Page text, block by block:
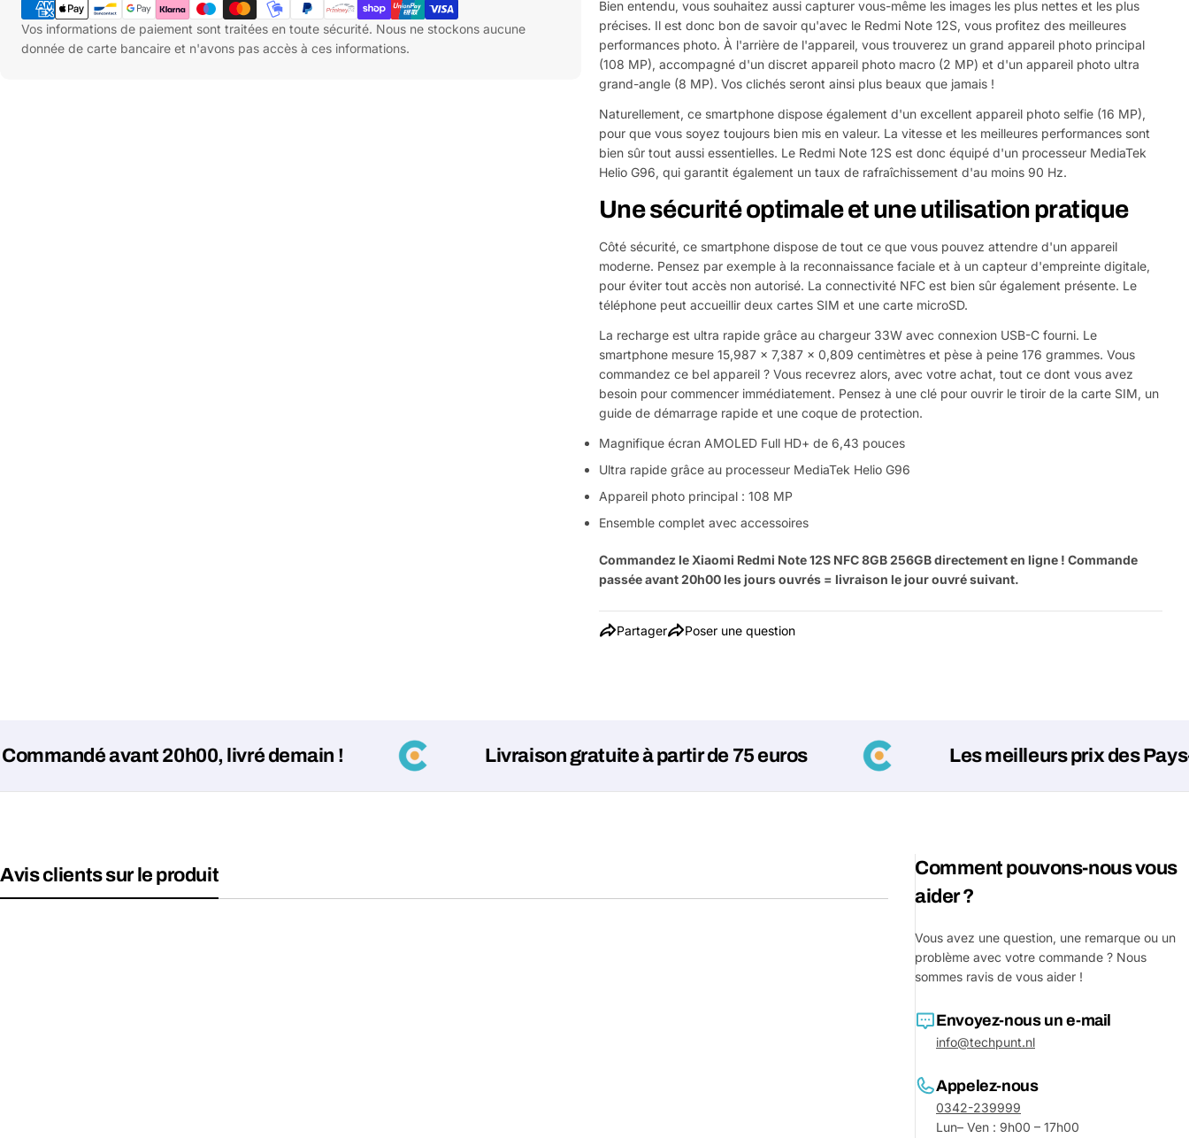
paiement
Vos informations de paiement sont traitées en toute sécurité. Nous ne stockons aucune
donnée de carte bancaire et n'avons pas accès à ces informations.
Bien entendu, vous souhaitez aussi capturer vous-même les images les plus nettes et les plus
précises. Il est donc bon de savoir qu'avec le Redmi Note 12S, vous profitez des meilleures
performances photo. À l'arrière de l'appareil, vous trouverez un grand appareil photo principal
(108 MP), accompagné d'un discret appareil photo macro (2 MP) et d'un appareil photo ultra
grand-angle (8 MP). Vos clichés seront ainsi plus beaux que jamais !
Naturellement, ce smartphone dispose également d'un excellent appareil photo selfie (16 MP),
pour que vous soyez toujours bien mis en valeur. La vitesse et les meilleures performances sont
bien sûr tout aussi essentielles. Le Redmi Note 12S est donc équipé d'un processeur MediaTek
Helio G96, qui garantit également un taux de rafraîchissement d'au moins 90 Hz.
Une sécurité optimale et une utilisation pratique
Côté sécurité, ce smartphone dispose de tout ce que vous pouvez attendre d'un appareil
moderne. Pensez par exemple à la reconnaissance faciale et à un capteur d'empreinte digitale,
pour éviter tout accès non autorisé. La connectivité NFC est bien sûr également présente. Le
téléphone peut accueillir deux cartes SIM et une carte microSD.
La recharge est ultra rapide grâce au chargeur 33W avec connexion USB-C fourni. Le
smartphone mesure 15,987 x 7,387 x 0,809 centimètres et pèse à peine 176 grammes. Vous
commandez ce bel appareil ? Vous recevrez alors, avec votre achat, tout ce dont vous avez
besoin pour commencer immédiatement. Pensez à une clé pour ouvrir le tiroir de la carte SIM, un
guide de démarrage rapide et une coque de protection.
Magnifique écran AMOLED Full HD+ de 6,43 pouces
Ultra rapide grâce au processeur MediaTek Helio G96
Appareil photo principal : 108 MP
Ensemble complet avec accessoires
Commandez le Xiaomi Redmi Note 12S NFC 8GB 256GB directement en ligne ! Commande
passée avant 20h00 les jours ouvrés = livraison le jour ouvré suivant.
Partager
Partager ce produit
Poser une question
email
avant 20h00, livré demain ! Livraison gratuite à partir de 75 euros Les meilleurs prix des Pays-Bas !
Avis clients sur le produit
Comment pouvons-nous vous
aider ?
Vous avez une question, une remarque ou un
problème avec votre commande ? Nous
sommes ravis de vous aider !
Envoyez-nous un e-mail
info@techpunt.nl
Appelez-nous
0342-239999
Lun– Ven : 9h00 – 17h00